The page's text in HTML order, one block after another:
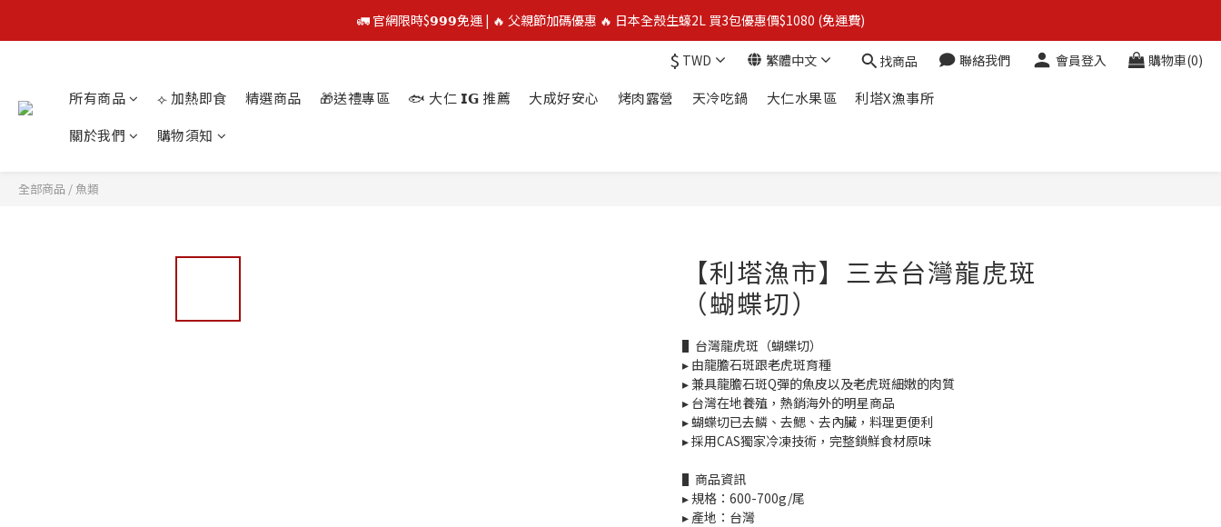
🚛 官網限時$𝟵𝟵𝟵免運 | 🔥 父親節加碼優惠 🔥 日本全殼生蠔2L 買3包優惠價$1080 (免運費)
🚛 官網限時$𝟵𝟵𝟵免運 | 🔥 父親節加碼優惠 🔥 日本全殼生蠔2L 買3包優惠價$1080 (免運費)
⭐️ 買二送一 ⭐️  冷凍榴槤❄️ 越南干堯/貓山王/金枕頭榴槤 單盒最低$300起
🔥 父親節優惠殺 🔥 挪威鮭魚片4包$888
$ TWD 繁體中文 找商品 聯絡我們 會員登入 購物車(0)
所有商品 ⟣ 加熱即食 精選商品 🎁送禮專區 🐟 大仁 𝗜𝗚 推薦 大成好安心 烤肉露營 天冷吃鍋 大仁水果區
利塔X漁事所
關於我們
購物須知
全部商品 / 魚類
【利塔漁市】三去台灣龍虎斑
（蝴蝶切）
▌台灣龍虎斑（蝴蝶切）
▸ 由龍膽石斑跟老虎斑育種
▸ 兼具龍膽石斑Q彈的魚皮以及老虎斑細嫩的肉質
▸ 台灣在地養殖，熱銷海外的明星商品
▸ 蝴蝶切已去鱗、去鰓、去內臟，料理更便利
▸ 採用CAS獨家冷凍技術，完整鎖鮮食材原味
▌商品資訊
▸ 規格：600-700g/尾
▸ 產地：台灣